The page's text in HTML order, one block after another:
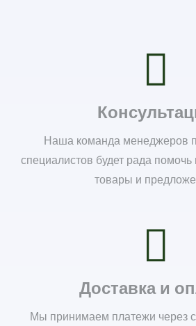
Наша команда менеджеров
специалистов будет рада
товары и
Доставка и
Мы принимаем платежи через